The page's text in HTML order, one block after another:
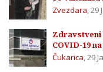
Zvezdara,29
Zdravstveni
COVID-19
Čukarica,29